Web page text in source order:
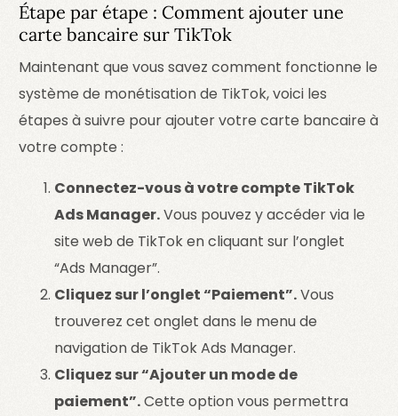
Étape par étape : Comment ajouter une
carte bancaire sur TikTok
Maintenant que vous savez comment fonctionne le
système de monétisation de TikTok, voici les
étapes à suivre pour ajouter votre carte bancaire à
votre compte :
Connectez-vous à votre compte TikTok
Ads Manager.Vous pouvez y accéder via le
site web de TikTok en cliquant sur l’onglet
“Ads Manager”.
Cliquez sur l’onglet “Paiement”.Vous
trouverez cet onglet dans le menu de
navigation de TikTok Ads Manager.
Cliquez sur “Ajouter un mode de
paiement”.Cette option vous permettra